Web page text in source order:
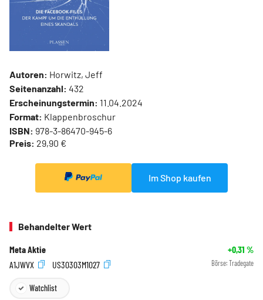
Autoren: Horwitz, Jeff
Seitenanzahl: 432
Erscheinungstermin: 11.04.2024
Format: Klappenbroschur
ISBN: 978-3-86470-945-6
Preis: 29,90 €
Im Shop kaufen
Behandelter Wert
Meta Aktie +0,31 %
A1JWVX
US30303M1027 Börse: Tradegate
Watchlist